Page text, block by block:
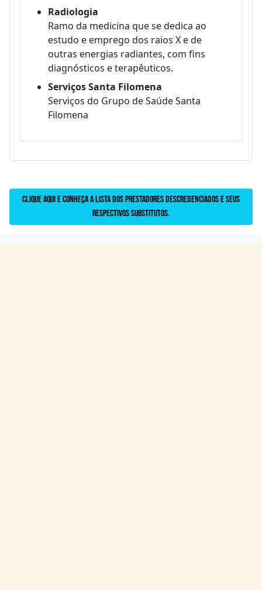
Radiologia
Ramo da medicina que se dedica ao
estudo e emprego dos raios X e de
outras energias radiantes, com fins
diagnósticos e terapêuticos.
Serviços Santa Filomena
Serviços do Grupo de Saúde Santa
Filomena
Clique aqui e conheça a lista dos prestadores descredenciados e seus
respectivos substitutos.